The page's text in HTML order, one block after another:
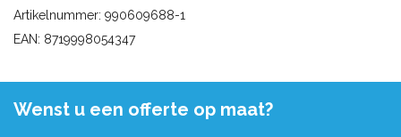
Artikelnummer: 990609688-1
EAN: 8719998054347
Wenst u een offerte op maat?